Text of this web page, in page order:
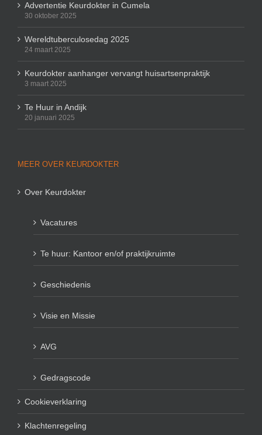
Advertentie Keurdokter in Cumela
30 oktober 2025
Wereldtuberculosedag 2025
24 maart 2025
Keurdokter aanhanger vervangt huisartsenpraktijk
3 maart 2025
Te Huur in Andijk
20 januari 2025
MEER OVER KEURDOKTER
Over Keurdokter
Vacatures
Te huur: Kantoor en/of praktijkruimte
Geschiedenis
Visie en Missie
AVG
Gedragscode
Cookieverklaring
Klachtenregeling